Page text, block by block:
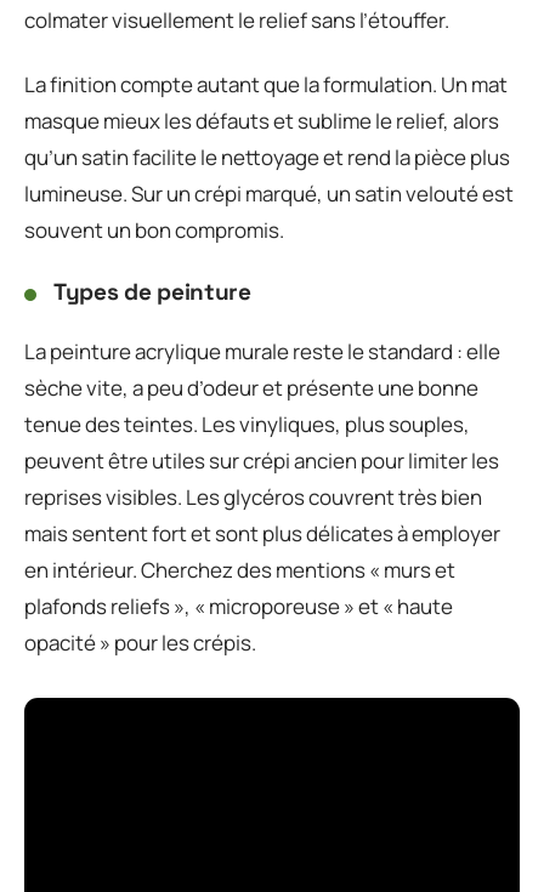
colmater visuellement le relief sans l’étouffer.
La finition compte autant que la formulation. Un mat
masque mieux les défauts et sublime le relief, alors
qu’un satin facilite le nettoyage et rend la pièce plus
lumineuse. Sur un crépi marqué, un satin velouté est
souvent un bon compromis.
Types de peinture
La peinture acrylique murale reste le standard : elle
sèche vite, a peu d’odeur et présente une bonne
tenue des teintes. Les vinyliques, plus souples,
peuvent être utiles sur crépi ancien pour limiter les
reprises visibles. Les glycéros couvrent très bien
mais sentent fort et sont plus délicates à employer
en intérieur. Cherchez des mentions « murs et
plafonds reliefs », « microporeuse » et « haute
opacité » pour les crépis.